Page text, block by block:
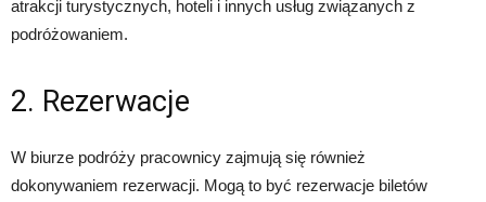
atrakcji turystycznych, hoteli i innych usług związanych z
podróżowaniem.
2. Rezerwacje
W biurze podróży pracownicy zajmują się również
dokonywaniem rezerwacji. Mogą to być rezerwacje biletów